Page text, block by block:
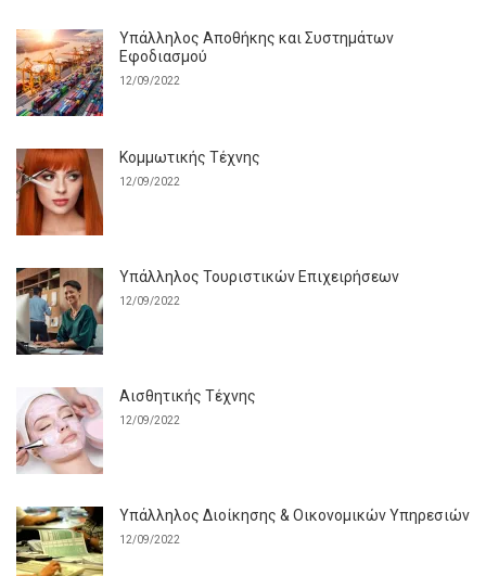
Υπάλληλος Αποθήκης και Συστημάτων
Εφοδιασμού
12/09/2022
Κομμωτικής Τέχνης
12/09/2022
Υπάλληλος Τουριστικών Επιχειρήσεων
12/09/2022
Αισθητικής Τέχνης
12/09/2022
Υπάλληλος Διοίκησης & Οικονομικών Υπηρεσιών
12/09/2022